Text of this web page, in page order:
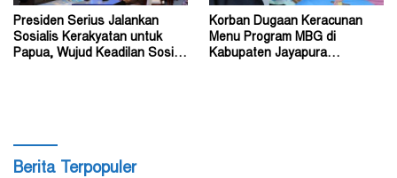
Presiden Serius Jalankan
Sosialis Kerakyatan untuk
Papua, Wujud Keadilan Sosial
Korban Dugaan Keracunan
Menu Program MBG di
Kabupaten Jayapura
Berita Terpopuler